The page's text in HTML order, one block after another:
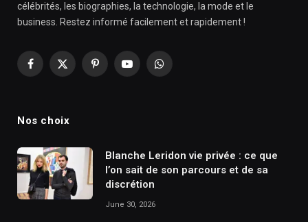
célébrités, les biographies, la technologie, la mode et le
business. Restez informé facilement et rapidement !
Facebook
X
PinterestYouTubeWhatsApp
Nos choix
Blanche Leridon vie privée : ce que
l’on sait de son parcours et de sa
discrétion
June 30, 2026